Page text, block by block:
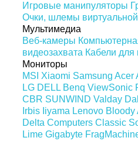
Игровые манипуляторы
Очки, шлемы виртуальной
Мультимедиа
Веб-камеры
видеозахвата Кабели для
Мониторы
MSI Xiaomi Samsung Acer
LG DELL Benq ViewSonic
CBR SUNWIND Valday
Irbis Iiyama Lenovo Bloody
Delta Computers Classic
Lime Gigabyte